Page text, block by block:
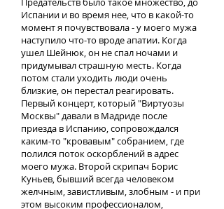
Испании и во время нее, что в какой-то
момент я почувствовала - у моего мужа
наступило что-то вроде апатии. Когда
ушел Шейнюк, он не спал ночами и
придумывал страшную месть. Когда
потом стали уходить люди очень
близкие, он перестал реагировать.
Первый концерт, который "Виртуозы
Москвы" давали в Мадриде после
приезда в Испанию, сопровождался
каким-то "кровавым" собранием, где
полился поток оскорблений в адрес
моего мужа. Второй скрипач Борис
Куньев, бывший всегда человеком
желчным, завистливым, злобным - и при
этом высоким профессионалом,